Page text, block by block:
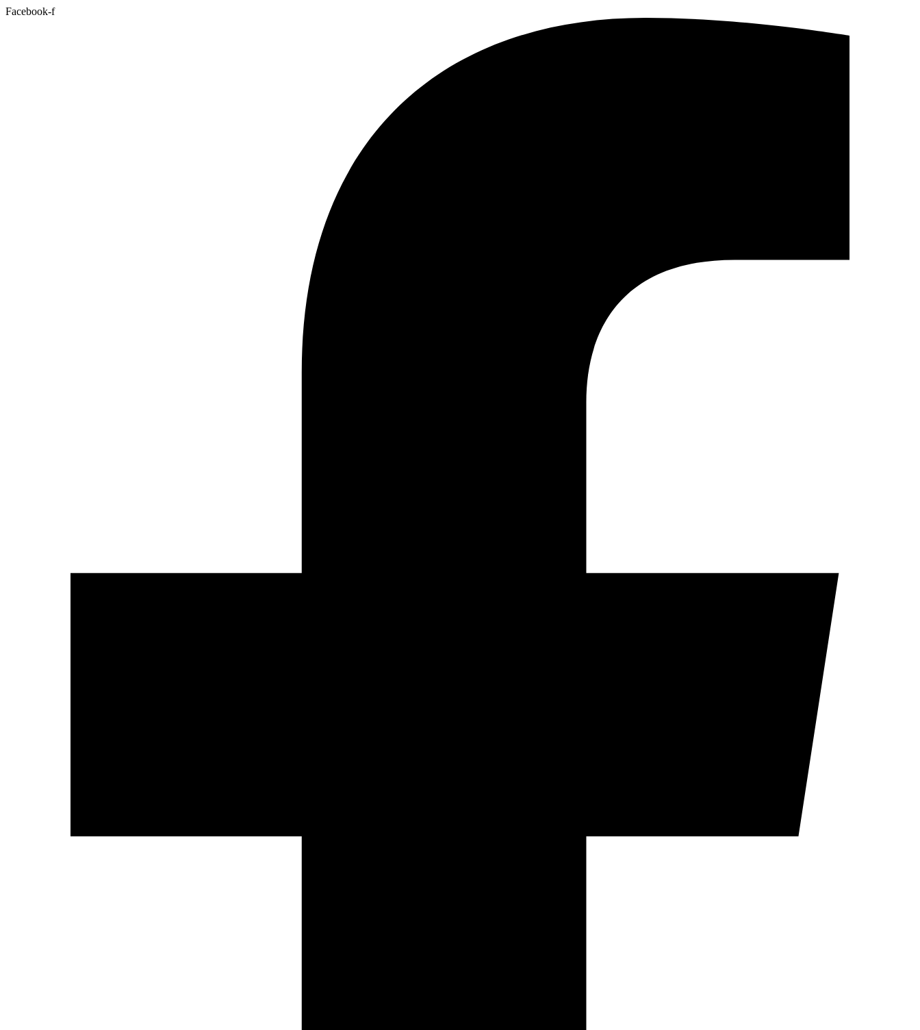
Facebook-f